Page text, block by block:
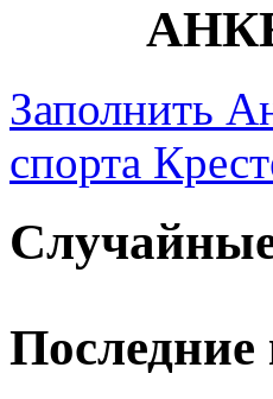
Заполнить
спорта